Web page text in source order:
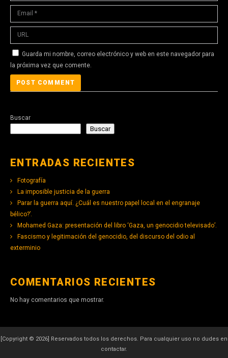
Guarda mi nombre, correo electrónico y web en este navegador para
la próxima vez que comente.
Buscar
Buscar
ENTRADAS RECIENTES
Fotografía
La imposible justicia de la guerra
Parar la guerra aquí. ¿Cuál es nuestro papel local en el engranaje
bélico?’.
Mohamed Gaza: presentación del libro ‘Gaza, un genocidio televisado’.
Fascismo y legitimación del genocidio, del discurso del odio al
exterminio
COMENTARIOS RECIENTES
No hay comentarios que mostrar.
[Copyright © 2026] Reservados todos los derechos. Para cualquier uso no dudes en
contactar.